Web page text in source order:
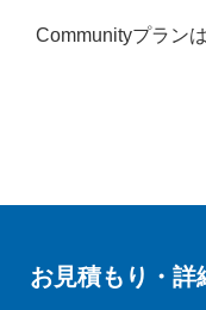
​Communityプラン
お見積もり・詳